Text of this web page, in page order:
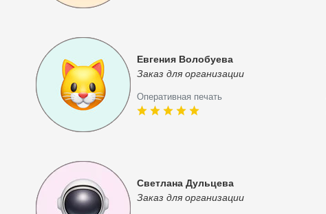
Евгения Волобуева
Заказ для организации
Оперативная печать
Светлана Дульцева
Заказ для организации